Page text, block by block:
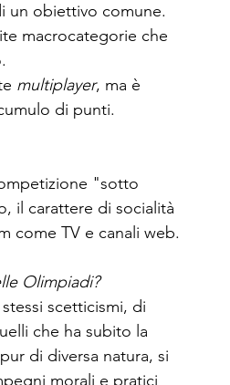
un obiettivo comune.
macrocategorie che
multiplayer, ma è
di punti.
"sotto
il carattere di socialità
come TV e canali web.
Olimpiadi?
scetticismi, di
che ha subito la
di diversa natura, si
morali e pratici